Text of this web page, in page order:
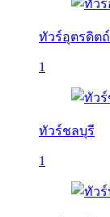
ทัวร์อุตรดิตถ์
1
ทัวร์ชลบุรี
1